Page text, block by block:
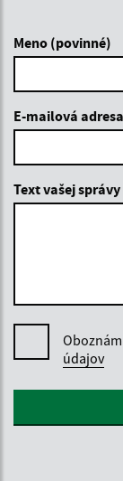
Meno (povinné)
E-mailová
Text vašej
údajov
Google reCaptcha